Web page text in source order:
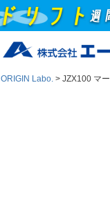
ORIGIN Labo. JZX100 マ